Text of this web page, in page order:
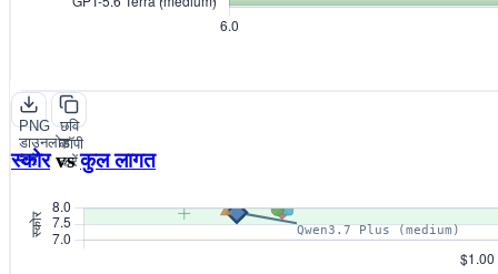
PNG
डाउनलोड
करें
छवि
कॉपी
करें
स्कोर vs कुल लागत